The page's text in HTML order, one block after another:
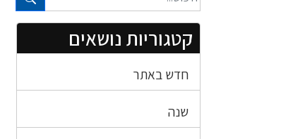
קטגוריות נושאים
חדש באתר
שנה